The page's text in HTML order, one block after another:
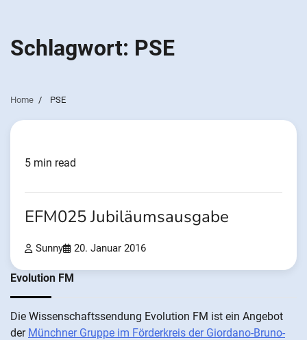
Schlagwort: PSE
Home PSE
5 min read
EFM025 Jubiläumsausgabe
Sunny 20. Januar 2016
Evolution FM
Die Wis­sen­schafts­send­ung Evolution FM ist ein An­ge­bot
der Münch­ner Grup­pe im För­der­kreis der Gi­ordano-Bruno-